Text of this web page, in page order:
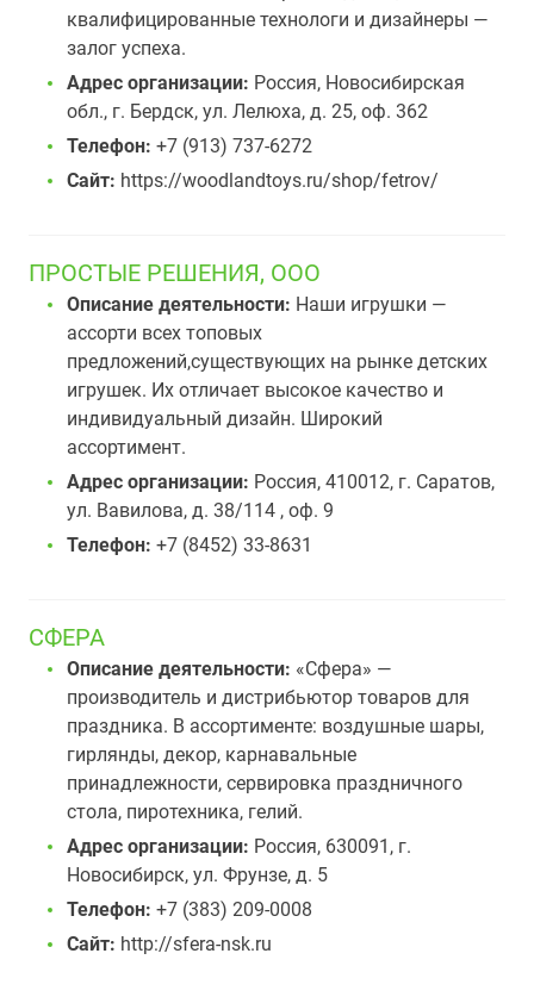
квалифицированные технологи и дизайнеры —
залог успеха.
Адрес организации: Россия, Новосибирская
обл., г. Бердск, ул. Лелюха, д. 25, оф. 362
Телефон: +7 (913) 737-6272
Сайт: https://woodlandtoys.ru/shop/fetrov/
ПРОСТЫЕ РЕШЕНИЯ, ООО
Описание деятельности: Наши игрушки —
ассорти всех топовых
предложений,существующих на рынке детских
игрушек. Их отличает высокое качество и
индивидуальный дизайн. Широкий
ассортимент.
Адрес организации: Россия, 410012, г. Саратов,
ул. Вавилова, д. 38/114 , оф. 9
Телефон: +7 (8452) 33-8631
СФЕРА
Описание деятельности: «Сфера» —
производитель и дистрибьютор товаров для
праздника. В ассортименте: воздушные шары,
гирлянды, декор, карнавальные
принадлежности, сервировка праздничного
стола, пиротехника, гелий.
Адрес организации: Россия, 630091, г.
Новосибирск, ул. Фрунзе, д. 5
Телефон: +7 (383) 209-0008
Сайт: http://sfera-nsk.ru